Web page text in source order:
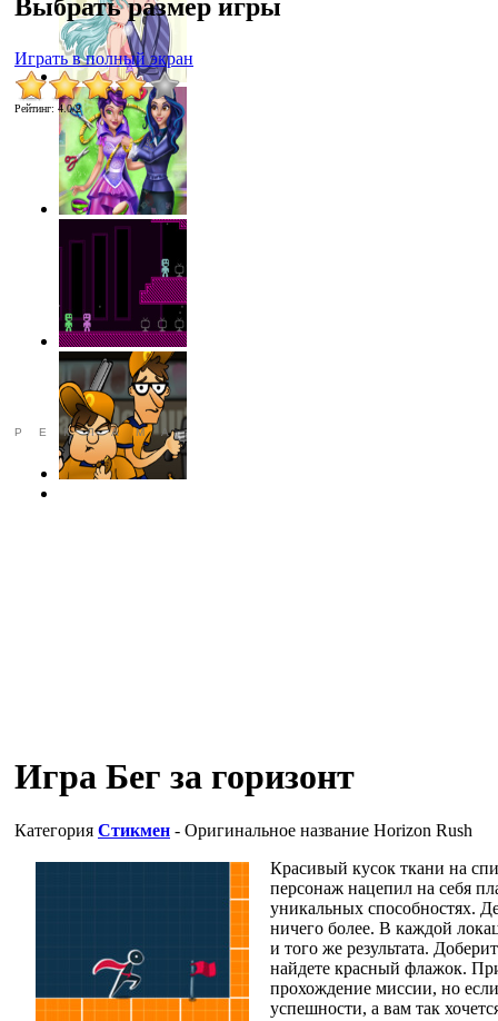
Выбрать размер игры
Играть в полный экран
Рейтинг: 4.0/2
РЕКЛАМА
Игра Бег за горизонт
Категория Стикмен - Оригинальное название Horizon Rush
Красивый кусок ткани на
персонаж нацепил на себя
уникальных способностях.
ничего более. В каждой
и того же результата.
найдете красный флажок.
прохождение миссии, но если
успешности, а вам так